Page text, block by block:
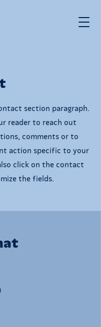
section paragraph.
reader to reach out
comments or to
action specific to your
click on the contact
the fields.